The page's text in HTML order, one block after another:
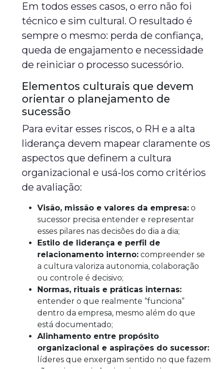
Em todos esses casos, o erro não foi
técnico e sim cultural. O resultado é
sempre o mesmo: perda de confiança,
queda de engajamento e necessidade
de reiniciar o processo sucessório.
Elementos culturais que devem
orientar o planejamento de
sucessão
Para evitar esses riscos, o RH e a alta
liderança devem mapear claramente os
aspectos que definem a cultura
organizacional e usá-los como critérios
de avaliação:
Visão, missão e valores da empresa: o
sucessor precisa entender e representar
esses pilares nas decisões do dia a dia;
Estilo de liderança e perfil de
relacionamento interno: compreender se
a cultura valoriza autonomia, colaboração
ou controle é decisivo;
Normas, rituais e práticas internas:
entender o que realmente “funciona”
dentro da empresa, mesmo além do que
está documentado;
Alinhamento entre propósito
organizacional e aspirações do sucessor:
líderes que enxergam sentido no que fazem